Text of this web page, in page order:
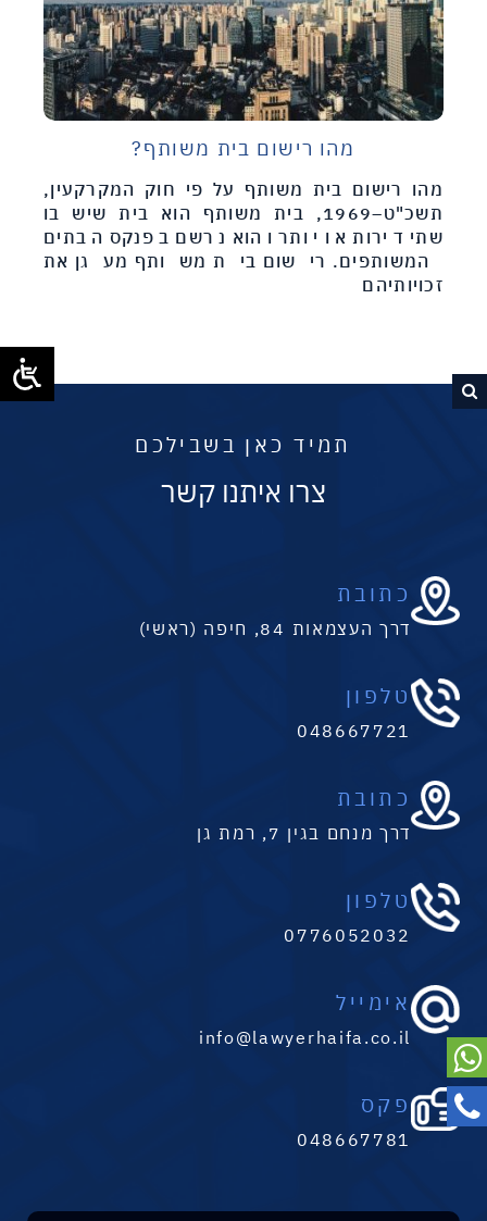
מהו רישום בית משותף?
מהו רישום בית משותף על פי חוק המקרקעין,
תשכ"ט–1969, בית משותף הוא בית שיש בו
שתי דירות או יותר והוא נרשם בפנקס הבתים
המשותפים. רישום בית משותף מעגן את
זכויותיהם
תמיד כאן בשבילכם
צרו איתנו קשר
כתובת
דרך העצמאות 84, חיפה (ראשי)
טלפון
048667721
כתובת
דרך מנחם בגין 7, רמת גן
טלפון
0776052032
אימייל
info@lawyerhaifa.co.il
פקס
048667781